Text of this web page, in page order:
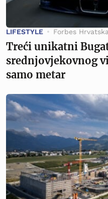
LIFESTYLE Forbes Hrvatska
Treći unikatni
srednjovjekovnog
samo metar